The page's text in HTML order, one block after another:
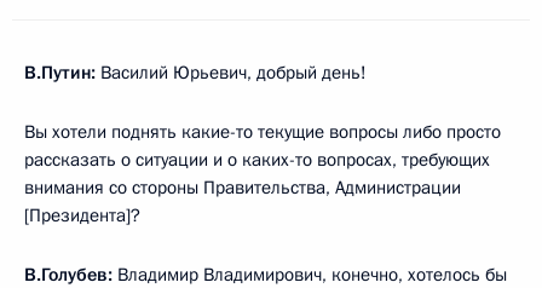
В.Путин: Василий Юрьевич, добрый день!
Вы хотели поднять какие-то текущие вопросы либо просто
рассказать о ситуации и о каких-то вопросах, требующих
внимания со стороны Правительства, Администрации
[Президента]?
В.Голубев: Владимир Владимирович, конечно, хотелось бы